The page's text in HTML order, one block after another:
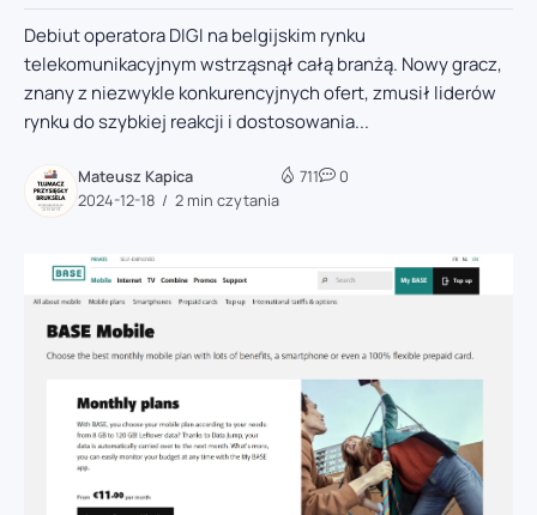
Debiut operatora DIGI na belgijskim rynku
telekomunikacyjnym wstrząsnął całą branżą. Nowy gracz,
znany z niezwykle konkurencyjnych ofert, zmusił liderów
rynku do szybkiej reakcji i dostosowania...
Mateusz Kapica
2024-12-18
2 min czytania
711 0